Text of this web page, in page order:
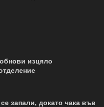
изцяло
запали, докато чака във